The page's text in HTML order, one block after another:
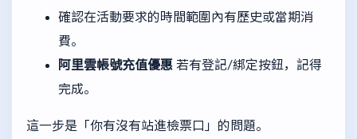
確認在活動要求的時間範圍內有歷史或當期消
費。
阿里雲帳號充值優惠 若有登記/綁定按鈕，記得
完成。
這一步是「你有沒有站進檢票口」的問題。